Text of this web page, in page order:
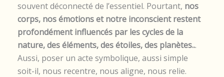
souvent déconnecté de l’essentiel. Pourtant, nos
corps, nos émotions et notre inconscient restent
profondément influencés par les cycles de la
nature, des éléments, des étoiles, des planètes...
Aussi, poser un acte symbolique, aussi simple
soit-il, nous recentre, nous aligne, nous relie.